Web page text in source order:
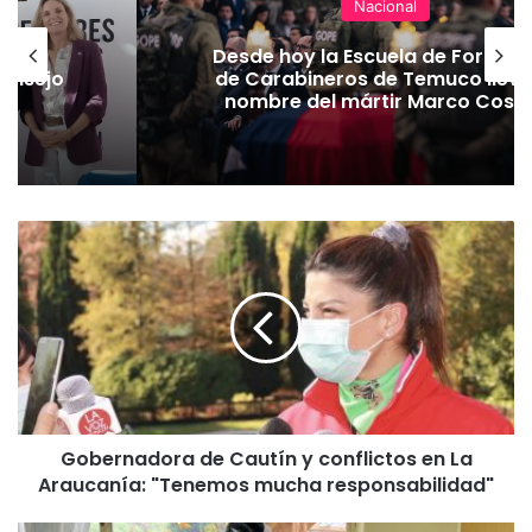
Nacional
Desde hoy la Escuela de Formación
de Carabineros de Temuco lleva el
nombre del mártir Marco Cosme
G
o
b
e
r
n
a
d
o
Gobernadora de Cautín y conflictos en La
Araucanía: "Tenemos mucha responsabilidad"